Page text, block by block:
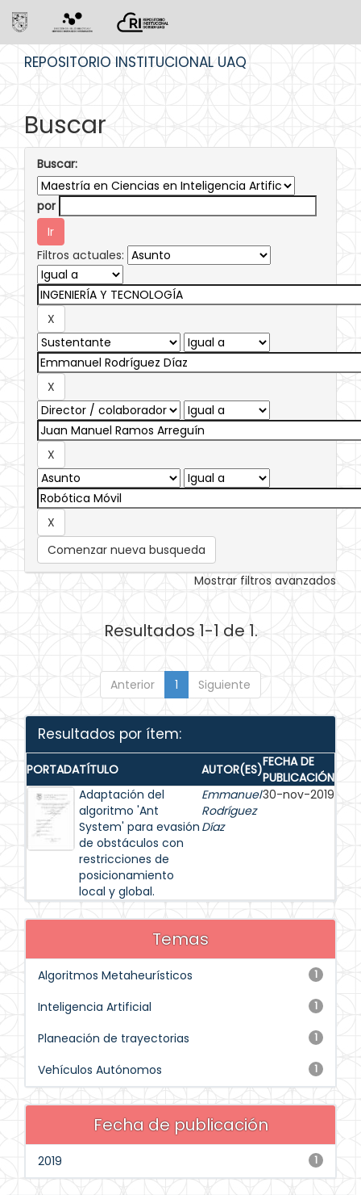
REPOSITORIO INSTITUCIONAL UAQ
Buscar
Buscar:
por
Filtros actuales:
Comenzar nueva busqueda
Mostrar filtros avanzados
Resultados 1-1 de 1.
Anterior 1 Siguiente
Resultados por ítem:
PORTADATÍTULO AUTOR(ES)FECHA DE
PUBLICACIÓN
Adaptación del
algoritmo 'Ant
System' para evasión
de obstáculos con
restricciones de
posicionamiento
local y global.
Emmanuel
Rodríguez
Díaz
30-nov-2019
Temas
1
Algoritmos Metaheurísticos
1
Inteligencia Artificial
1
Planeación de trayectorias
1
Vehículos Autónomos
Fecha de publicación
1
2019